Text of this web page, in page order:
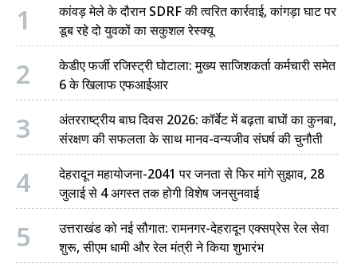
1
कांवड़ मेले के दौरान SDRF की त्वरित कार्रवाई, कांगड़ा घाट पर
डूब रहे दो युवकों का सकुशल रेस्क्यू
2
केडीए फर्जी रजिस्ट्री घोटाला: मुख्य साजिशकर्ता कर्मचारी समेत
6 के खिलाफ एफआईआर
3
अंतरराष्ट्रीय बाघ दिवस 2026: कॉर्बेट में बढ़ता बाघों का कुनबा,
संरक्षण की सफलता के साथ मानव-वन्यजीव संघर्ष की चुनौती
4
देहरादून महायोजना-2041 पर जनता से फिर मांगे सुझाव, 28
जुलाई से 4 अगस्त तक होगी विशेष जनसुनवाई
5
उत्तराखंड को नई सौगात: रामनगर-देहरादून एक्सप्रेस रेल सेवा
शुरू, सीएम धामी और रेल मंत्री ने किया शुभारंभ